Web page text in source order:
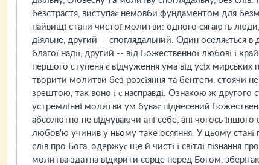
безстрастя, виступає немовби фундаментом для
найвищі стани чистої молитви: одного сягають
діяльне, другий -- споглядальний. Один оселяється в
благої надії, другий -- від Божественної любові і
першого ступеня є відчуження ума від усіх мирських
творити молитви без розсіяння та бентеги, стоячи
зрештою, так воно і є насправді. Ознакою ж другого
устремлінні молитви ум буває піднесений
абсолютно не відчуваючи ані себе, ані чогось
любов'ю учинив у ньому таке осяяння. У цьому стані
слів про Бога, одержує ще й чисті і світлі пізнання
молитва здатна відкрити серце перед Богом,